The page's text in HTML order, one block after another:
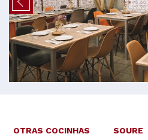
OTRAS COCINHAS SOURE